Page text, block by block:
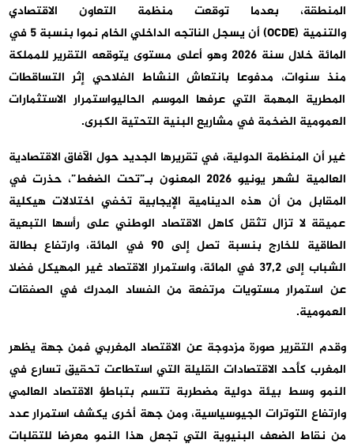
المنطقة، بعدما توقعت منظمة التعاون الاقتصادي
والتنمية (OCDE) أن يسجل الناتجه الداخلي الخام نموا بنسبة 5 في
المائة خلال سنة 2026 وهو أعلى مستوى يتوقعه التقرير للمملكة
منذ سنوات، مدفوعا بانتعاش النشاط الفلاحي إثر التساقطات
المطرية المهمة التي عرفها الموسم الحاليواستمرار الاستثمارات
العمومية الضخمة في مشاريع البنية التحتية الكبرى.
غير أن المنظمة الدولية، في تقريرها الجديد حول الآفاق الاقتصادية
العالمية لشهر يونيو 2026 المعنون بـ”تحت الضغط”، حذرت في
المقابل من أن هذه الدينامية الإيجابية تخفي اختلالات هيكلية
عميقة لا تزال تثقل كاهل الاقتصاد الوطني على رأسها التبعية
الطاقية للخارج بنسبة تصل إلى 90 في المائة، وارتفاع بطالة
الشباب إلى 37,2 في المائة، واستمرار الاقتصاد غير المهيكل فضلا
عن استمرار مستويات مرتفعة من الفساد المدرك في الصفقات
العمومية.
وقدم التقرير صورة مزدوجة عن الاقتصاد المغربي فمن جهة يظهر
المغرب كأحد الاقتصادات القليلة التي استطاعت تحقيق تسارع في
النمو وسط بيئة دولية مضطربة تتسم بتباطؤ الاقتصاد العالمي
وارتفاع التوترات الجيوسياسية، ومن جهة أخرى يكشف استمرار عدد
من نقاط الضعف البنيوية التي تجعل هذا النمو معرضا للتقلبات